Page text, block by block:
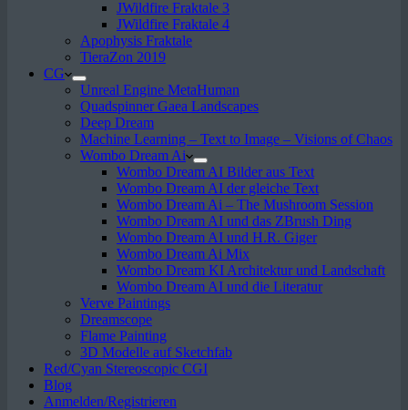
JWildfire Fraktale 3
JWildfire Fraktale 4
Apophysis Fraktale
TieraZon 2019
CG
Unreal Engine MetaHuman
Quadspinner Gaea Landscapes
Deep Dream
Machine Learning – Text to Image – Visions of Chaos
Wombo Dream Ai
Wombo Dream AI Bilder aus Text
Wombo Dream AI der gleiche Text
Wombo Dream Ai – The Mushroom Session
Wombo Dream AI und das ZBrush Ding
Wombo Dream AI und H.R. Giger
Wombo Dream Ai Mix
Wombo Dream KI Architektur und Landschaft
Wombo Dream AI und die Literatur
Verve Paintings
Dreamscope
Flame Painting
3D Modelle auf Sketchfab
Red/Cyan Stereoscopic CGI
Blog
Anmelden/Registrieren